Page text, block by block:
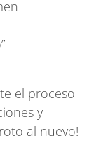
el proceso
y
al nuevo!